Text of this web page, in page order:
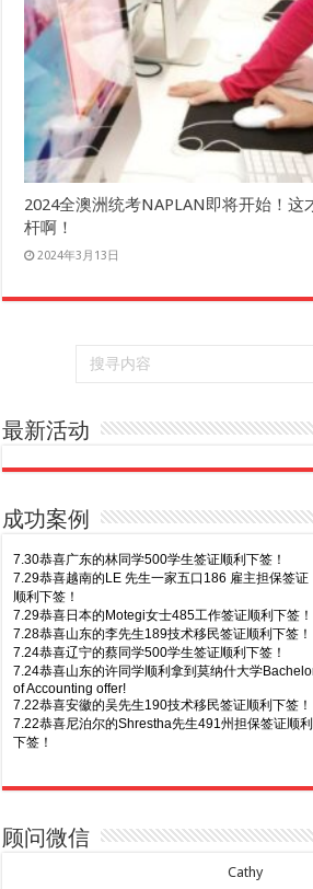
2024全澳洲统考NAPLAN即将开始！这
杆啊！
2024年3月13日
最新活动
成功案例
Business offer！
8.6恭喜江苏的谢先生600旅游签证顺利下签，三年多
7.30恭喜广东的林同学500学生签证顺利下签！
7.29恭喜越南的LE 先生一家五口186 雇主担保签证
顺利下签！
7.29恭喜日本的Motegi女士485工作签证顺利下签！
7.28恭喜山东的李先生189技术移民签证顺利下签！
7.24恭喜辽宁的蔡同学500学生签证顺利下签！
7.24恭喜山东的许同学顺利拿到莫纳什大学
of Accounting offer!
7.22恭喜安徽的吴先生190技术移民签证顺利下签！
7.22恭喜尼泊尔的Shrestha先生491州担保签证顺利
下签！
签！
7.15恭喜江苏的曹同学500学生签证顺利下签！
7.13恭喜广东的邓同学500学生签证顺利下签！
顾问微信
Cathy